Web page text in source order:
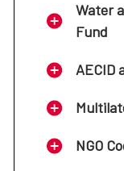
Water
Fund
AECID
NGO